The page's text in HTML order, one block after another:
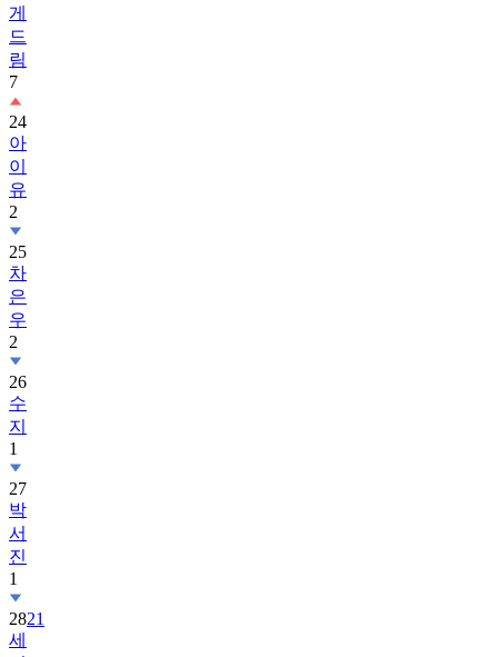
게
드
림
7
24
아
이
유
2
25
차
은
우
2
26
수
지
1
27
박
서
진
1
2821
세